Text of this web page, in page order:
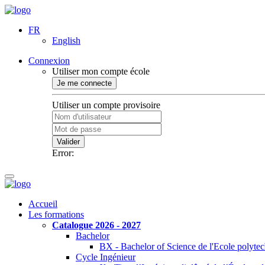
FR
English
Connexion
Utiliser mon compte école
Je me connecte
Utiliser un compte provisoire
Valider
Error:
Accueil
Les formations
Catalogue 2026 - 2027
Bachelor
BX - Bachelor of Science de l'Ecole
Cycle Ingénieur